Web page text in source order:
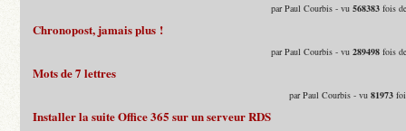
par Paul Courbis - vu568383 fois
Chronopost, jamais plus !
par Paul Courbis - vu289498 fois
Mots de 7 lettres
par Paul Courbis - vu81973
Installer la suite Office 365 sur un serveur RDS